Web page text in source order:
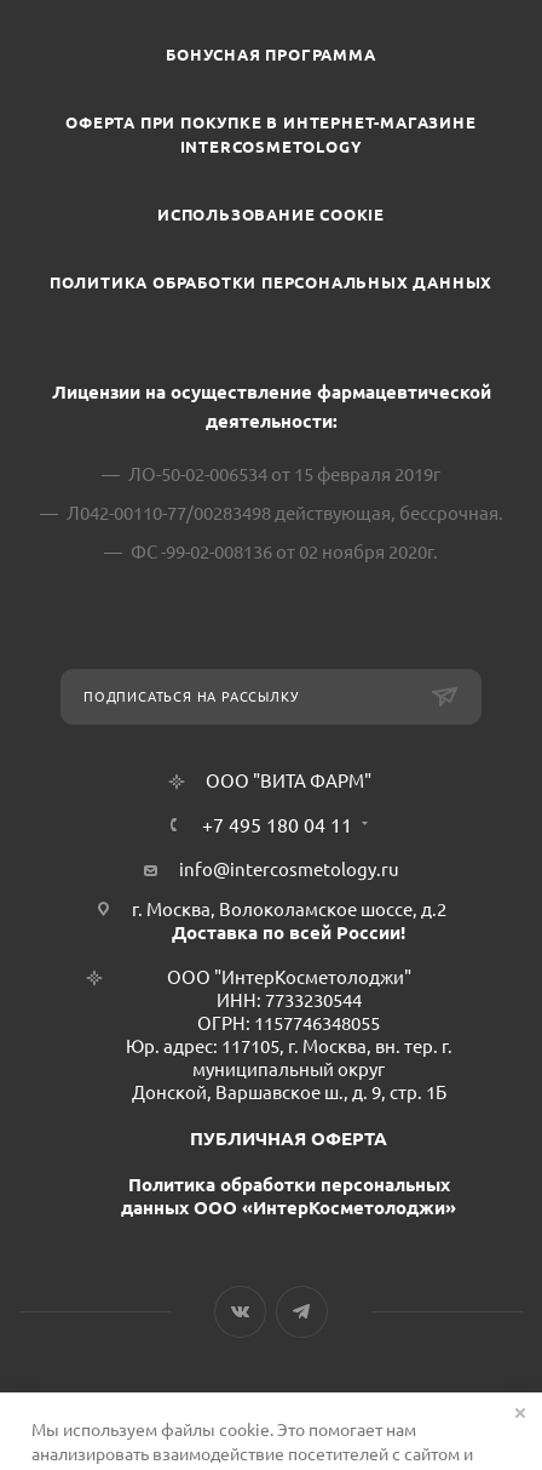
БОНУСНАЯ ПРОГРАММА
ОФЕРТА ПРИ ПОКУПКЕ В ИНТЕРНЕТ-МАГАЗИНЕ
INTERCOSMETOLOGY
ИСПОЛЬЗОВАНИЕ COOKIE
ПОЛИТИКА ОБРАБОТКИ ПЕРСОНАЛЬНЫХ ДАННЫХ
Лицензии на осуществление фармацевтической
деятельности:
ЛО-50-02-006534 от 15 февраля 2019г
Л042-00110-77/00283498 действующая, бессрочная.
ФС -99-02-008136 от 02 ноября 2020г.
ПОДПИСАТЬСЯ НА РАССЫЛКУ
ООО "ВИТА ФАРМ"
+7 495 180 04 11
info@intercosmetology.ru
г. Москва, Волоколамское шоссе, д.2
Доставка по всей России!
ООО "ИнтерКосметолоджи"
ИНН: 7733230544
ОГРН: 1157746348055
Юр. адрес: 117105, г. Москва, вн. тер. г.
муниципальный округ
Донской, Варшавское ш., д. 9, стр. 1Б
ПУБЛИЧНАЯ ОФЕРТА
Политика обработки персональных
данных ООО «ИнтерКосметолоджи»
2026 © Сервис для косметологов
Мы используем файлы cookie. Это помогает нам
анализировать взаимодействие посетителей с сайтом и